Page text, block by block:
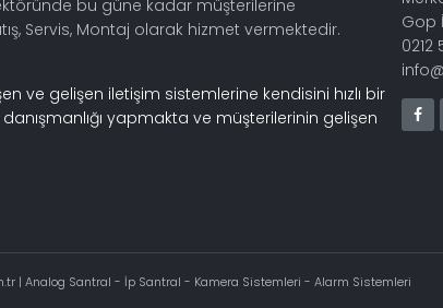
bu güne kadar müşterilerine
Servis, Montaj olarak hizmet vermektedir.
ve gelişen iletişim sistemlerine kendisini hızlı bir
yapmakta ve müşterilerinin gelişen
Gop
0212
| Analog Santral - İp Santral - Kamera Sistemleri - Alarm Sistemleri